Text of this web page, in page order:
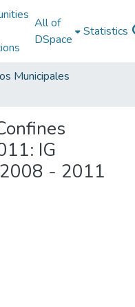
All of
DSpace
Statistics
Municipales
IG
- 2011